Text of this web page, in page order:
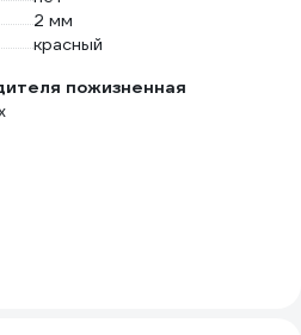
2 мм
красный
пожизненная